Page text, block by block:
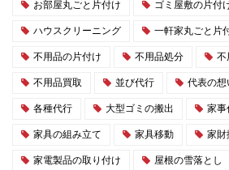
お部屋丸ごと片付け ゴミ屋敷の片付
ハウスクリーニング 一軒家丸ごと片
不用品の片付け 不用品処分 不
不用品買取 並び代行 代表の想
各種代行 大型ゴミの搬出 家事
家具の組み立て 家具移動 家財
家電製品の取り付け 屋根の雪落とし